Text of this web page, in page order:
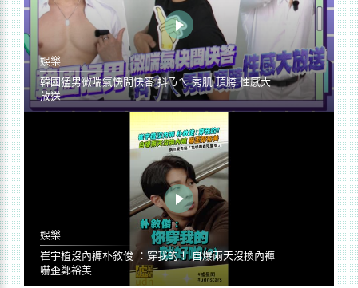
娛樂
韓國猛男微喘氣快問快答 抖ㄋㄟ 秀肌 頂胯 性感大
放送
娛樂
崔宇植沒內褲朴敘俊 ：穿我的！ 自爆兩天沒換內褲
嚇歪鄭裕美